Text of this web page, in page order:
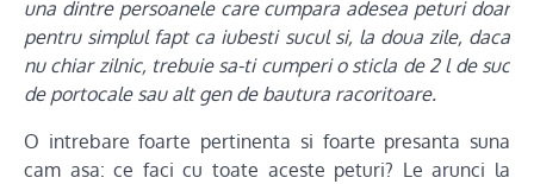
una dintre persoanele care cumpara adesea peturi doar
pentru simplul fapt ca iubesti sucul si, la doua zile, daca
nu chiar zilnic, trebuie sa-ti cumperi o sticla de 2 l de suc
de portocale sau alt gen de bautura racoritoare.
O intrebare foarte pertinenta si foarte presanta suna
cam asa: ce faci cu toate aceste peturi? Le arunci la